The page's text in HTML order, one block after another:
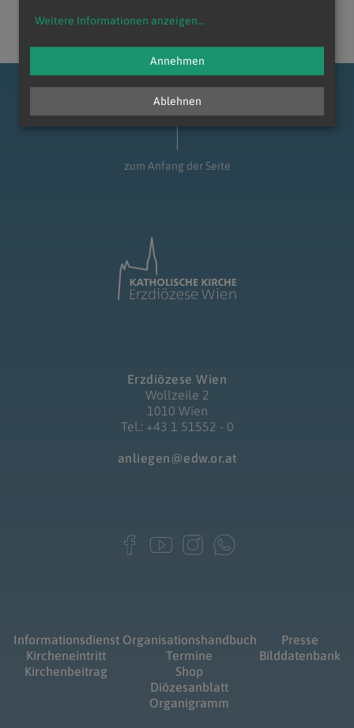
zum Anfang der Seite
Erzdiözese Wien
Wollzeile 2
1010 Wien
Tel.: +43 1 51552 - 0
anliegen@edw.or.at
Informationsdienst
Kircheneintritt
Kirchenbeitrag
Organisationshandbuch
Termine
Shop
Diözesanblatt
Organigramm
Presse
Bilddatenbank
Weitere Informationen anzeigen...
Ablehnen
Annehmen